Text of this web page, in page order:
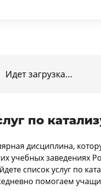
Идет загрузка...
по
дисциплина,
учебных заведениях
список услуг по
помогаем